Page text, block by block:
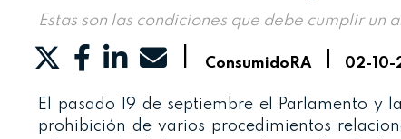
Estas son las condiciones que debe cumplir
| ConsumidoRA | 02-10-
El pasado 19 de septiembre el Parlamento y
prohibición de varios procedimientos